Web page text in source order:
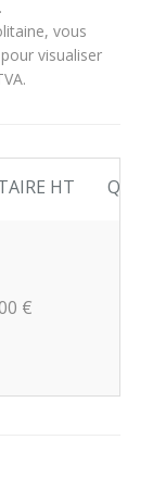
vous
visualiser
HT
€